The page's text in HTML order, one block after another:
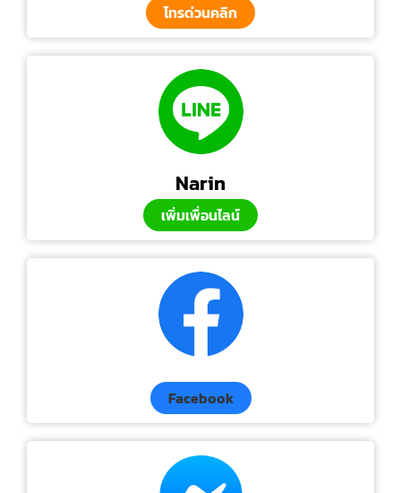
โทรด่วนคลิก
Narin
เพิ่มเพื่อนไลน์
Facebook